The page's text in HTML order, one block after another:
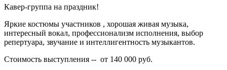
Кавер-группа на праздник!
Яркие костюмы участников , хорошая живая музыка,
интересный вокал, профессионализм исполнения, выбор
репертуара, звучание и интеллигентность музыкантов.
Стоимость выступления -- от 140 000 руб.